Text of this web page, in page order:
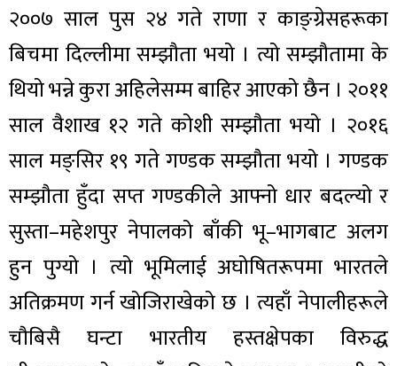
२००७ साल पुस २४ गते राणा र काङ्ग्रेसहरूका
बिचमा दिल्लीमा सम्झौता भयो । त्यो सम्झौतामा के
थियो भन्ने कुरा अहिलेसम्म बाहिर आएको छैन । २०११
साल वैशाख १२ गते कोशी सम्झौता भयो । २०१६
साल मङ्सिर १९ गते गण्डक सम्झौता भयो । गण्डक
सम्झौता हुँदा सप्त गण्डकीले आफ्नो धार बदल्यो र
सुस्ता–महेशपुर नेपालको बाँकी भू–भागबाट अलग
हुन पुग्यो । त्यो भूमिलाई अघोषितरूपमा भारतले
अतिक्रमण गर्न खोजिराखेको छ । त्यहाँ नेपालीहरूले
चौबिसै घन्टा भारतीय हस्तक्षेपका विरुद्ध